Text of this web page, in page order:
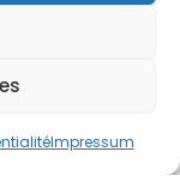
Impressum